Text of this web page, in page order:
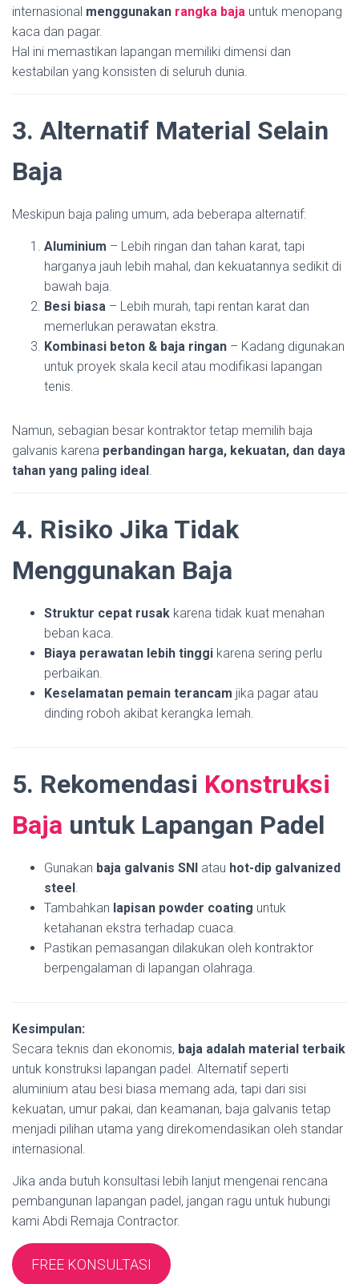
internasional menggunakan rangka baja untuk menopang
kaca dan pagar.
Hal ini memastikan lapangan memiliki dimensi dan
kestabilan yang konsisten di seluruh dunia.
3. Alternatif Material Selain
Baja
Meskipun baja paling umum, ada beberapa alternatif:
Aluminium – Lebih ringan dan tahan karat, tapi
harganya jauh lebih mahal, dan kekuatannya sedikit di
bawah baja.
Besi biasa – Lebih murah, tapi rentan karat dan
memerlukan perawatan ekstra.
Kombinasi beton & baja ringan – Kadang digunakan
untuk proyek skala kecil atau modifikasi lapangan
tenis.
Namun, sebagian besar kontraktor tetap memilih baja
galvanis karena perbandingan harga, kekuatan, dan daya
tahan yang paling ideal
4. Risiko Jika Tidak
Menggunakan Baja
Struktur cepat rusak karena tidak kuat menahan
beban kaca.
Biaya perawatan lebih tinggi karena sering perlu
perbaikan.
Keselamatan pemain terancam jika pagar atau
dinding roboh akibat kerangka lemah.
5. Rekomendasi Konstruksi
Baja untuk Lapangan Padel
Gunakan baja galvanis SNI atau hot-dip galvanized
steel
Tambahkan lapisan powder coating untuk
ketahanan ekstra terhadap cuaca.
Pastikan pemasangan dilakukan oleh kontraktor
berpengalaman di lapangan olahraga.
Kesimpulan:
Secara teknis dan ekonomis, baja adalah material terbaik
untuk konstruksi lapangan padel. Alternatif seperti
aluminium atau besi biasa memang ada, tapi dari sisi
kekuatan, umur pakai, dan keamanan, baja galvanis tetap
menjadi pilihan utama yang direkomendasikan oleh standar
internasional.
Jika anda butuh konsultasi lebih lanjut mengenai rencana
pembangunan lapangan padel, jangan ragu untuk hubungi
kami Abdi Remaja Contractor.
FREE KONSULTASI